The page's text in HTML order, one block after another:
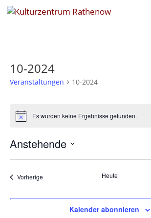
10-2024
Veranstaltungen 10-2024
VERANSTALTUNGEN
HinweisEs wurden keine Ergebnisse gefunden.
Anstehende
Datum
wählen.
VorherigeVeranstaltungen Heute
Kalender abonnieren